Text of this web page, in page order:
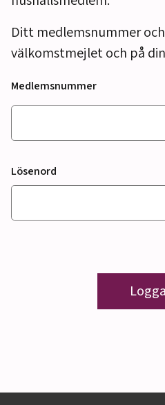
Ditt medlemsnummer
välkomstmejlet och på
Medlemsnummer
Lösenord